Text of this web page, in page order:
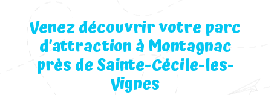
Venez découvrir votre parc
d’attraction à Montagnac
près de Sainte-Cécile-les-
Vignes